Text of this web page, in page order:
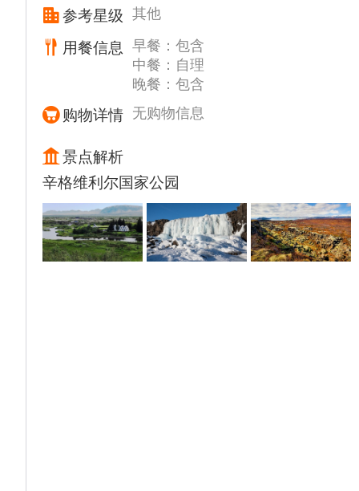
尔奖后举行盛大宴会的地方，就建筑本身而
言，主体以红砖建造，右侧高高耸立的钟楼顶
端，是代表丹麦、瑞典、挪威三国的金色三王
冠。钟楼内则设有以艺术品展览为主的博物
【斯德哥尔摩王宫】外观（游览约15分钟）,
斯德哥尔摩王宫最早是一个军事堡垒，17世纪
末期经过逐步改造、扩建，成了今日的皇宫。
【斯德哥尔摩大教堂】外观,斯德哥尔摩大教
老的教堂，是瑞典砖砌哥特式建筑的重要例
证。
【斯德哥尔摩老城区】（游览约15分钟）,斯
德哥尔摩老城区建立于13世纪，城内有中世纪
参考星级 其他
用餐信息
早餐：包含
中餐：自理
晚餐：包含
购物详情 无购物信息
景点解析
辛格维利尔国家公园